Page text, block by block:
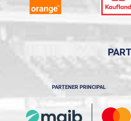
PARTENER PRINCIPAL